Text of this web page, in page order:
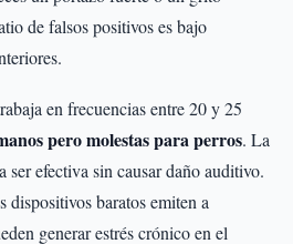
de falsos positivos es bajo
en frecuencias entre 20 y 25
pero molestas para perros. La
ser efectiva sin causar daño auditivo.
dispositivos baratos emiten a
generar estrés crónico en el